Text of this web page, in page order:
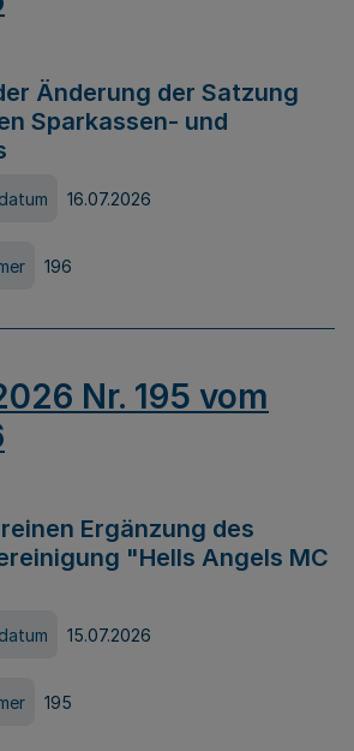
Änderung der Satzung
Sparkassen- und
16.07.2026
196
Nr. 195 vom
Ergänzung des
"Hells Angels MC
15.07.2026
195